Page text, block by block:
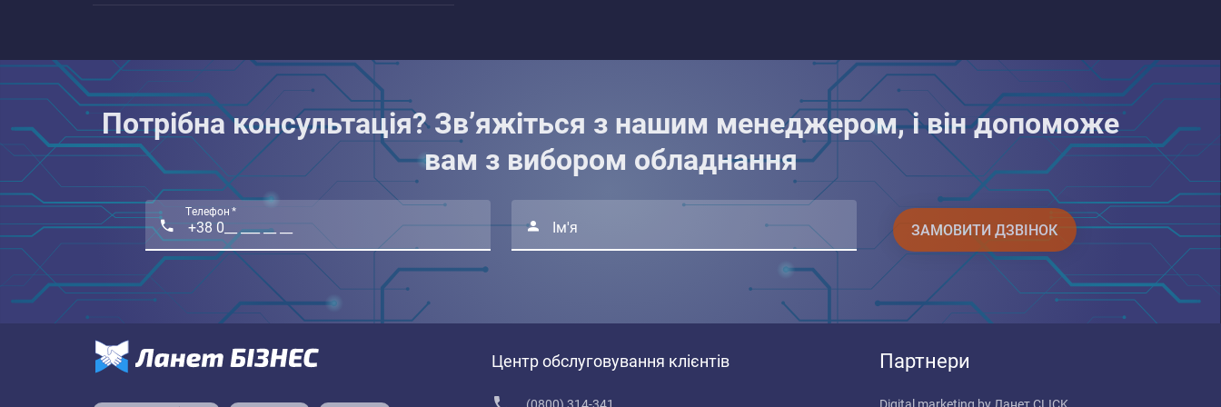
Потрібна консультація? Зв’яжіться з нашим менеджером, і він допоможе
вам з вибором обладнання
Телефон *
Ім'я ЗАМОВИТИ ДЗВІНОК
Центр обслуговування клієнтів Партнери